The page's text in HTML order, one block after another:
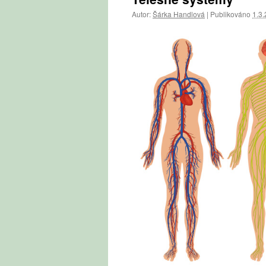
Autor:Šárka Handlová | Publikováno